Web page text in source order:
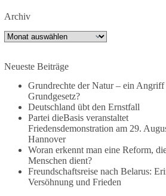
239 36
DieBasis
🕊 Wir wollen den Krieg mit Russland
Am 20. Juni 2026 fand in Berlin am
Brandenburger Tor die Demonstration mit
Motto „Russland ist nicht unser Feind“
Hier ein Auszug aus der Rede von der
Bundestagsabgeordneten Sevim Dağdelen
Archiv
Archiv
Neueste Beiträge
Grundrechte der Natur – ein Angriff
Grundgesetz?
Deutschland übt den Ernstfall
Partei dieBasis veranstaltet
Friedensdemonstration am 29.
Hannover
Woran erkennt man eine Reform,
Menschen dient?
Freundschaftsreise nach Belarus:
Versöhnung und Frieden